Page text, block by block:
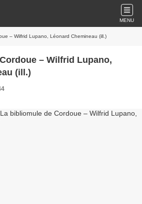
MENU
– Wilfrid Lupano, Léonard Chemineau (ill.)
– Wilfrid Lupano,
(ill.)